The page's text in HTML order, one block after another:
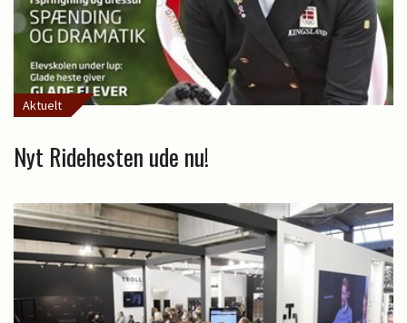
Aktuelt
Nyt Ridehesten ude nu!